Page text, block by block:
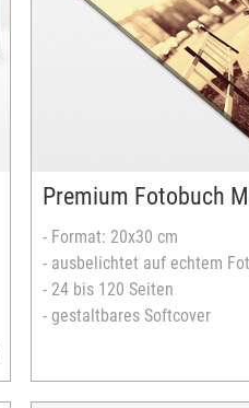
Premium Fotobuch
- Format: 20x30 cm
- ausbelichtet auf echtem
- 24 bis 120 Seiten
- gestaltbares Softcover
spezielle
24 bis 120 Seiten
gestaltbares
Einband: Leder
Ledereinband:
cognac
Ledereinband auf
Jeanscover mit
zahlreiche
versandfertig in 3-5